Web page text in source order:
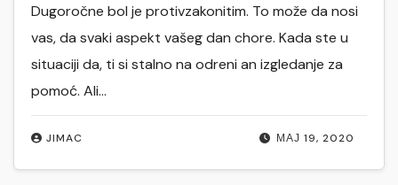
МАЈ 19, 2020
JIMAC
Dugoročne bol je protivzakonitim. To može da nosi
vas, da svaki aspekt vašeg dan chore. Kada ste u
situaciji da, ti si stalno na odreni an izgledanje za
pomoć. Ali…